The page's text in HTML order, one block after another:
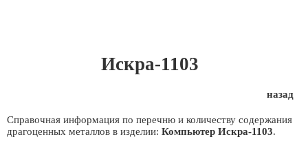
Искра-1103
назад
Справочная информация по перечню и количеству содержания
драгоценных металлов в изделии: Компьютер Искра-1103.